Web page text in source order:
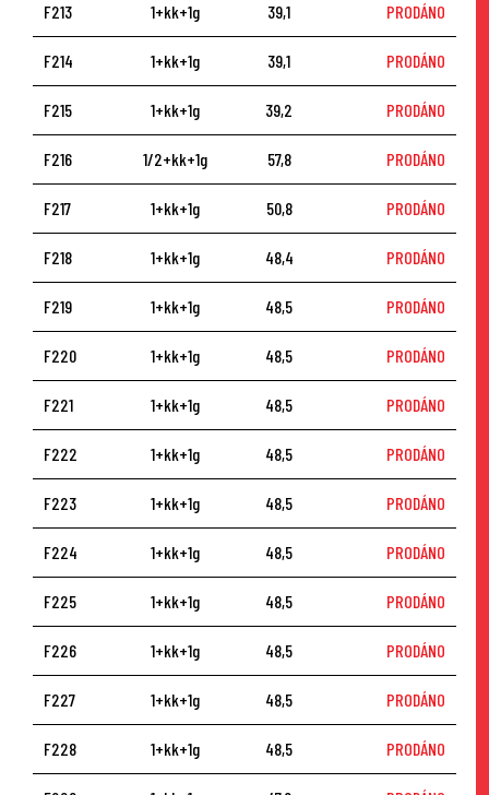
F213 1+kk+1g 39,1 PRODÁNO
F214 1+kk+1g 39,1 PRODÁNO
F215 1+kk+1g 39,2 PRODÁNO
F216 1/2+kk+1g 57,8 PRODÁNO
F217 1+kk+1g 50,8 PRODÁNO
F218 1+kk+1g 48,4 PRODÁNO
F219 1+kk+1g 48,5 PRODÁNO
F220 1+kk+1g 48,5 PRODÁNO
F221 1+kk+1g 48,5 PRODÁNO
F222 1+kk+1g 48,5 PRODÁNO
F223 1+kk+1g 48,5 PRODÁNO
F224 1+kk+1g 48,5 PRODÁNO
F225 1+kk+1g 48,5 PRODÁNO
F226 1+kk+1g 48,5 PRODÁNO
F227 1+kk+1g 48,5 PRODÁNO
F228 1+kk+1g 48,5 PRODÁNO